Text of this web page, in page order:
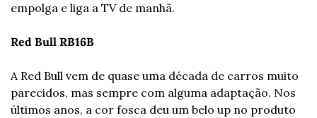
empolga e liga a TV de manhã.
Red Bull RB16B
A Red Bull vem de quase uma década de carros muito
parecidos, mas sempre com alguma adaptação. Nos
últimos anos, a cor fosca deu um belo up no produto